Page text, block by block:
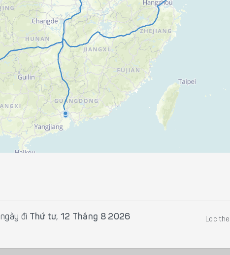
ngày đi Thứ tư, 12 Tháng 8 2026 Lọc